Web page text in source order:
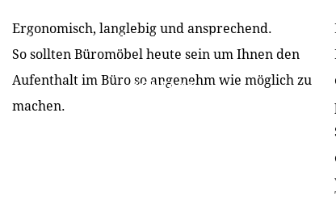
PRODUKTE ÜBER UNS PARTNER &
KONTAKT
Ergonomisch, langlebig und ansprechend.
So sollten Büromöbel heute sein um Ihnen den
Aufenthalt im Büro so angenehm wie möglich zu
machen.